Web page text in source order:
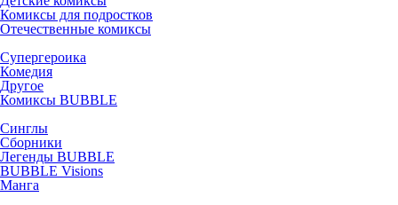
Комиксы для подростков
Отечественные комиксы
Супергероика
Комедия
Другое
Комиксы BUBBLE
Синглы
Сборники
Легенды BUBBLE
BUBBLE Visions
Манга